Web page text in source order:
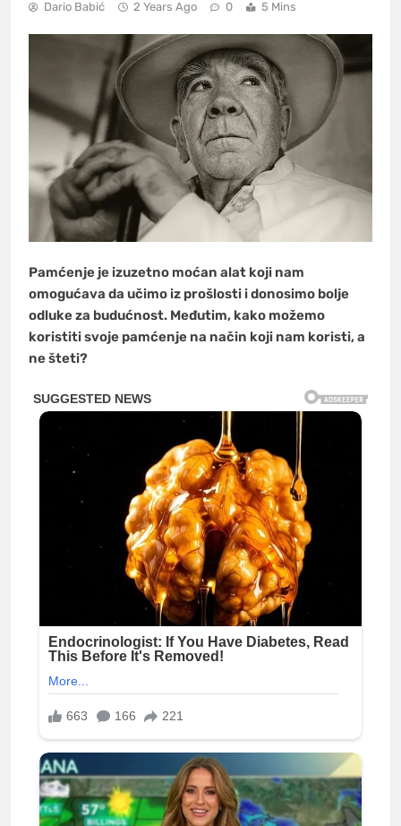
Dario Babić 2 Years Ago 0 5 Mins
Pamćenje je izuzetno moćan alat koji nam
omogućava da učimo iz prošlosti i donosimo bolje
odluke za budućnost. Međutim, kako možemo
koristiti svoje pamćenje na način koji nam koristi, a
ne šteti?